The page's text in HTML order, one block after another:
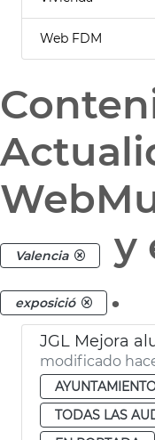
Web FDM
Valencia y
exposició .
modificado
TODAS LAS